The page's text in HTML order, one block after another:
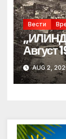
Вести
Август
AUG 2,